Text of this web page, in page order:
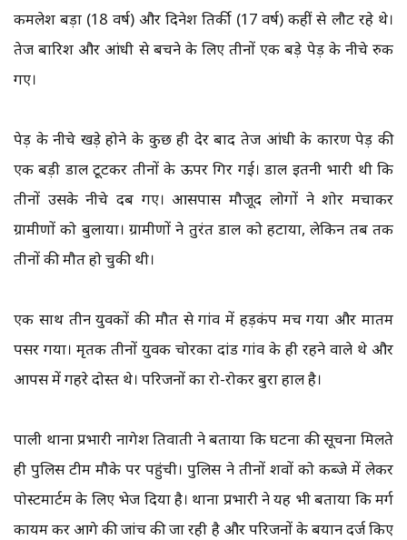
कमलेश बड़ा (18 वर्ष) और दिनेश तिर्की (17 वर्ष) कहीं से लौट रहे थे।
तेज बारिश और आंधी से बचने के लिए तीनों एक बड़े पेड़ के नीचे रुक
गए।
पेड़ के नीचे खड़े होने के कुछ ही देर बाद तेज आंधी के कारण पेड़ की
एक बड़ी डाल टूटकर तीनों के ऊपर गिर गई। डाल इतनी भारी थी कि
तीनों उसके नीचे दब गए। आसपास मौजूद लोगों ने शोर मचाकर
ग्रामीणों को बुलाया। ग्रामीणों ने तुरंत डाल को हटाया, लेकिन तब तक
तीनों की मौत हो चुकी थी।
एक साथ तीन युवकों की मौत से गांव में हड़कंप मच गया और मातम
पसर गया। मृतक तीनों युवक चोरका दांड गांव के ही रहने वाले थे और
आपस में गहरे दोस्त थे। परिजनों का रो-रोकर बुरा हाल है।
पाली थाना प्रभारी नागेश तिवाती ने बताया कि घटना की सूचना मिलते
ही पुलिस टीम मौके पर पहुंची। पुलिस ने तीनों शवों को कब्जे में लेकर
पोस्टमार्टम के लिए भेज दिया है। थाना प्रभारी ने यह भी बताया कि मर्ग
कायम कर आगे की जांच की जा रही है और परिजनों के बयान दर्ज किए